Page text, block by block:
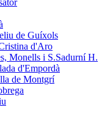
de Guíxols
d'Aro
Monells i S.Sadurní H.
d'Empordà
de Montgrí